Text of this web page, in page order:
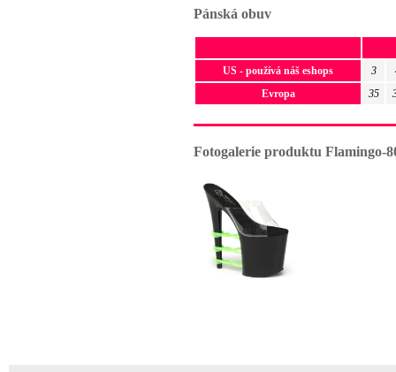
Pánská obuv
US - používá náš eshops 3
Evropa
35
Fotogalerie produktu Flamingo-